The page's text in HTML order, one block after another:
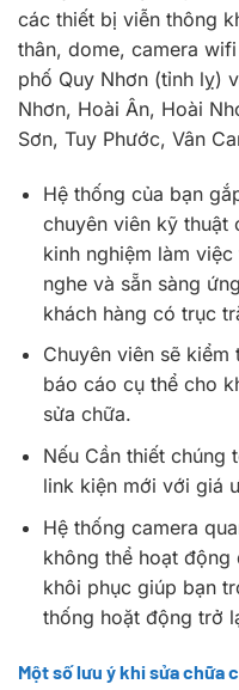
các thiết bị viễn thông
thân, dome, camera
phố Quy Nhơn (tỉnh lỵ)
Nhơn, Hoài Ân, Hoài
Sơn, Tuy Phước, Vân
Hệ thống của bạn
chuyên viên kỹ thuật
kinh nghiệm làm
nghe và sẵn sàng
khách hàng có trục
Chuyên viên sẽ
báo cáo cụ thể cho
sửa chữa.
Nếu Cần thiết chúng
link kiện mới với giá
Hệ thống camera
không thể hoạt
khôi phục giúp bạn
thống hoặt động trở
Một số lưu ý khi sửa chữa